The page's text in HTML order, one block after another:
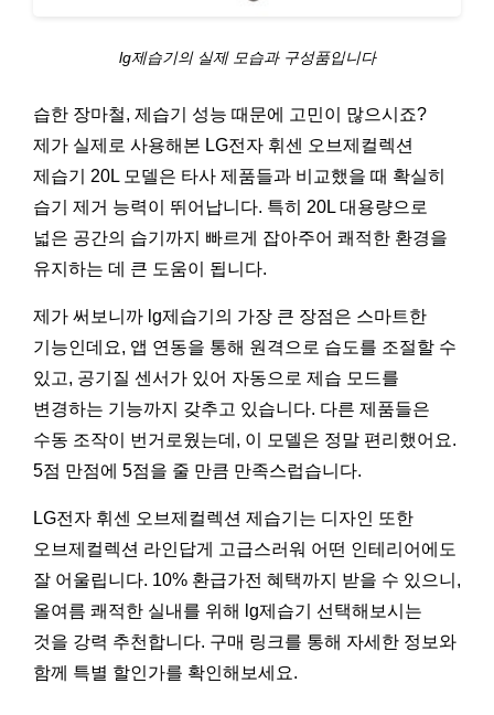
lg제습기의 실제 모습과 구성품입니다
습한 장마철, 제습기 성능 때문에 고민이 많으시죠?
제가 실제로 사용해본 LG전자 휘센 오브제컬렉션
제습기 20L 모델은 타사 제품들과 비교했을 때 확실히
습기 제거 능력이 뛰어납니다. 특히 20L 대용량으로
넓은 공간의 습기까지 빠르게 잡아주어 쾌적한 환경을
유지하는 데 큰 도움이 됩니다.
제가 써보니까 lg제습기의 가장 큰 장점은 스마트한
기능인데요, 앱 연동을 통해 원격으로 습도를 조절할 수
있고, 공기질 센서가 있어 자동으로 제습 모드를
변경하는 기능까지 갖추고 있습니다. 다른 제품들은
수동 조작이 번거로웠는데, 이 모델은 정말 편리했어요.
5점 만점에 5점을 줄 만큼 만족스럽습니다.
LG전자 휘센 오브제컬렉션 제습기는 디자인 또한
오브제컬렉션 라인답게 고급스러워 어떤 인테리어에도
잘 어울립니다. 10% 환급가전 혜택까지 받을 수 있으니,
올여름 쾌적한 실내를 위해 lg제습기 선택해보시는
것을 강력 추천합니다. 구매 링크를 통해 자세한 정보와
함께 특별 할인가를 확인해보세요.